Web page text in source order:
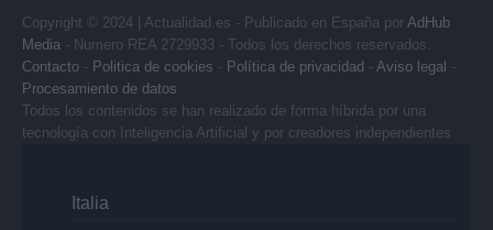
Copyright © 2024 | Actualidad.es - Publicado en España por AdHub
Media - Numero REA 2729933 - Todos los derechos reservados.
Contacto - Politica de cookies - Política de privacidad - Aviso legal -
Procesamiento de datos
Todos los contenidos se han realizado de forma híbrida por una
tecnología con Inteligencia Artificial y por creadores independientes
Italia